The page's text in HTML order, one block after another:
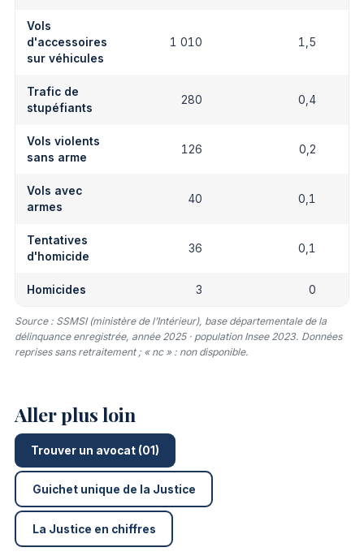
Vols
d'accessoires
sur véhicules
1 010 1,5
Trafic de
stupéfiants
280 0,4
Vols violents
sans arme
126 0,2
Vols avec
armes
40 0,1
Tentatives
d'homicide
36 0,1
Homicides 3 0
Source : SSMSI (ministère de l’Intérieur), base départementale de la
délinquance enregistrée, année 2025 · population Insee 2023. Données
reprises sans retraitement ; « nc » : non disponible.
Aller plus loin
Trouver un avocat (01)
Guichet unique de la Justice
La Justice en chiffres